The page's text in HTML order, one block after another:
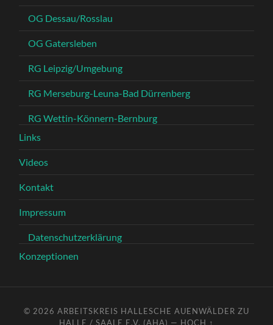
OG Dessau/Rosslau
OG Gatersleben
RG Leipzig/Umgebung
RG Merseburg-Leuna-Bad Dürrenberg
RG Wettin-Könnern-Bernburg
Links
Videos
Kontakt
Impressum
Datenschutzerklärung
Konzeptionen
© 2026 ARBEITSKREIS HALLESCHE AUENWÄLDER ZU
HALLE / SAALE E.V. (AHA) — HOCH ↑